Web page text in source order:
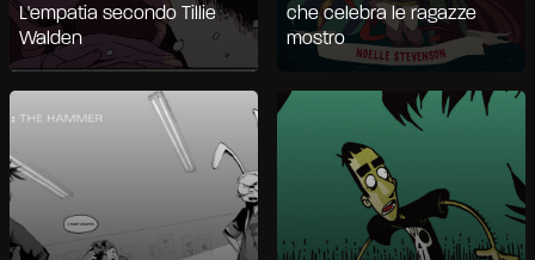
L'empatia secondo Tillie
Walden
che celebra le ragazze
mostro